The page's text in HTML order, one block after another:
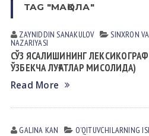
TAG "МАҚОЛА"
ZAYNIDDIN SАNАKULOV SINXRON
NАZАRIYASI
СЎЗ ЯСАЛИШИНИНГ
ЎЗБЕКЧА ЛУҒАТЛАР МИСОЛИДА)
Read More
GALINA KАN OʼQITUVCHILАRNING